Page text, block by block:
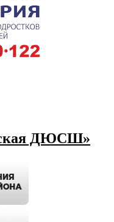
ДЮСШ»